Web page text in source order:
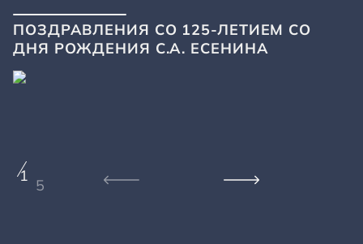
ПОЗДРАВЛЕНИЯ СО 125-ЛЕТИЕМ СО
ДНЯ РОЖДЕНИЯ С.А. ЕСЕНИНА
1
5